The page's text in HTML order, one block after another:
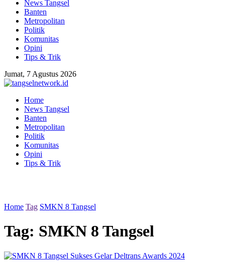
News Tangsel
Banten
Metropolitan
Politik
Komunitas
Opini
Tips & Trik
Jumat, 7 Agustus 2026
Home
News Tangsel
Banten
Metropolitan
Politik
Komunitas
Opini
Tips & Trik
Home Tag SMKN 8 Tangsel
Tag: SMKN 8 Tangsel